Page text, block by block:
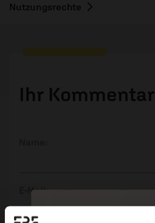
Nutzungsrechte
Ihr Kommentar
E-Mail: